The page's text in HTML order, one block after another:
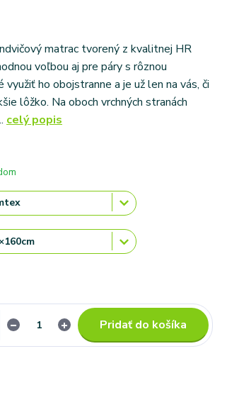
matrac tvorený z kvalitnej HR
voľbou aj pre páry s rôznou
ho obojstranne a je už len na vás, či
lôžko. Na oboch vrchných stranách
celý popis
Pridať do košíka